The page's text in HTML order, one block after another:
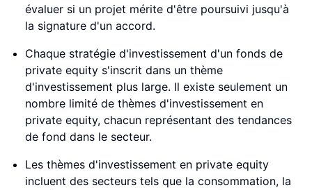
évaluer si un projet mérite d'être poursuivi jusqu'à
la signature d'un accord.
Chaque stratégie d'investissement d'un fonds de
private equity s'inscrit dans un thème
d'investissement plus large. Il existe seulement un
nombre limité de thèmes d'investissement en
private equity, chacun représentant des tendances
de fond dans le secteur.
Les thèmes d'investissement en private equity
incluent des secteurs tels que la consommation, la